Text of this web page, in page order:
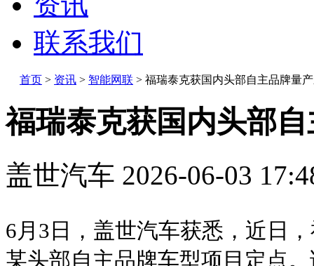
联系我们
首页 > 资讯 > 智能网联 > 福瑞泰克获国内头部自主品牌量
福瑞泰克获国内头部
盖世汽车 2026-06-03
6月3日，盖世汽车获悉，近日
某头部自主品牌车型项目定点